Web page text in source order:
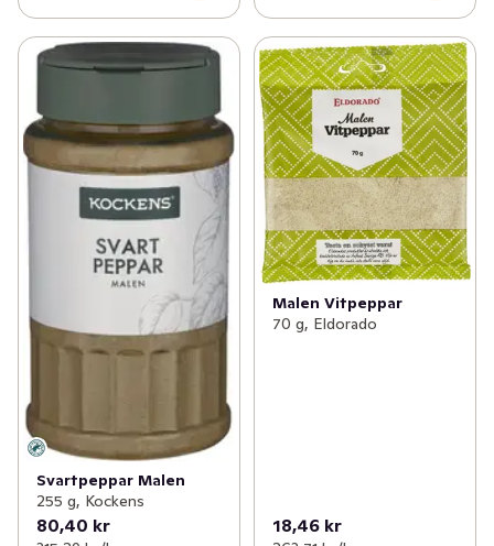
Svartpeppar Malen
255 g, Kockens
80,40 kr
Malen Vitpeppar
70 g, Eldorado
18,46 kr